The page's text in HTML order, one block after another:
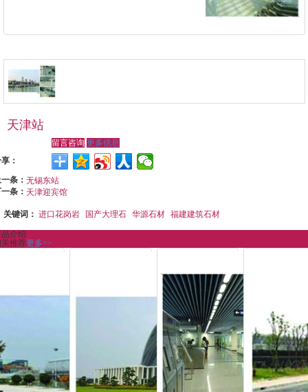
天津站
留言咨询 更多信息
：
条： 无锡东站
条： 天津迎宾馆
关键词： 进口花岗岩 国产大理石 华源石材 福建建筑石材
介绍
推荐更多>>